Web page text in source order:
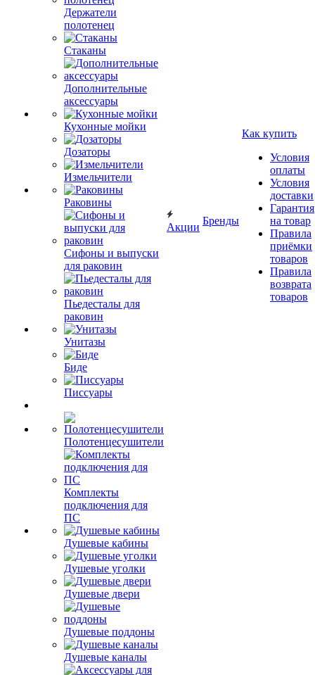
Держатели
полотенец
Стаканы
Дополнительные
аксессуары
Кухонные мойки
Дозаторы
Измельчители
Раковины
Сифоны и выпуски
для раковин
Пьедесталы для
раковин
Унитазы
Биде
Писсуары
Полотенцесушители
Комплекты
подключения для
ПС
Душевые кабины
Душевые уголки
Душевые двери
Душевые поддоны
Душевые каналы
Акции
Бренды
Как купить
Условия
оплаты
Условия
доставки
Гарантия
на товар
Правила
приёмки
товаров
Правила
возврата
товаров